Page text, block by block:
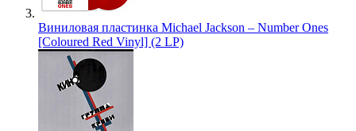
Виниловая пластинка Michael Jackson – Number Ones
[Coloured Red Vinyl] (2 LP)